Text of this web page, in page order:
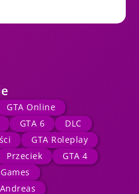
GTA Online
GTA 6
DLC
GTA Roleplay
Przeciek
GTA 4